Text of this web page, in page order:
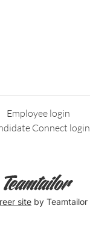
Employee login
Connect login
site by Teamtailor